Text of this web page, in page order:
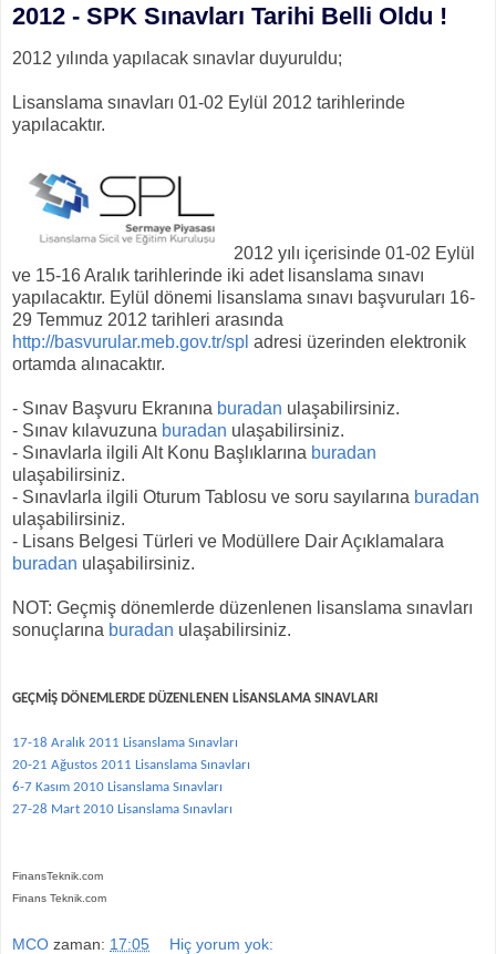
2012 - SPK Sınavları Tarihi Belli Oldu !
2012 yılında yapılacak sınavlar duyuruldu;
Lisanslama sınavları 01-02 Eylül 2012 tarihlerinde
yapılacaktır.
2012 yılı içerisinde 01-02 Eylül
ve 15-16 Aralık tarihlerinde iki adet lisanslama sınavı
yapılacaktır. Eylül dönemi lisanslama sınavı başvuruları 16-
29 Temmuz 2012 tarihleri arasında
http://basvurular.meb.gov.tr/spl adresi üzerinden elektronik
ortamda alınacaktır.
- Sınav Başvuru Ekranına buradan ulaşabilirsiniz.
- Sınav kılavuzuna buradan ulaşabilirsiniz.
- Sınavlarla ilgili Alt Konu Başlıklarına buradan
ulaşabilirsiniz.
- Sınavlarla ilgili Oturum Tablosu ve soru sayılarına buradan
ulaşabilirsiniz.
- Lisans Belgesi Türleri ve Modüllere Dair Açıklamalara
buradan ulaşabilirsiniz.
NOT: Geçmiş dönemlerde düzenlenen lisanslama sınavları
sonuçlarına buradan ulaşabilirsiniz.
GEÇMİŞ DÖNEMLERDE DÜZENLENEN LİSANSLAMA SINAVLARI
17-18 Aralık 2011 Lisanslama Sınavları
20-21 Ağustos 2011 Lisanslama Sınavları
6-7 Kasım 2010 Lisanslama Sınavları
27-28 Mart 2010 Lisanslama Sınavları
FinansTeknik.com
Finans Teknik.com
MCO zaman: 17:05 Hiç yorum yok: